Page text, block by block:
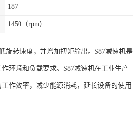
187
1450（rpm）
旋转速度，并增加扭矩输出。S87减速机是
环境和负载要求。S87减速机在工业生产
作效率，减少能源消耗，延长设备的使用